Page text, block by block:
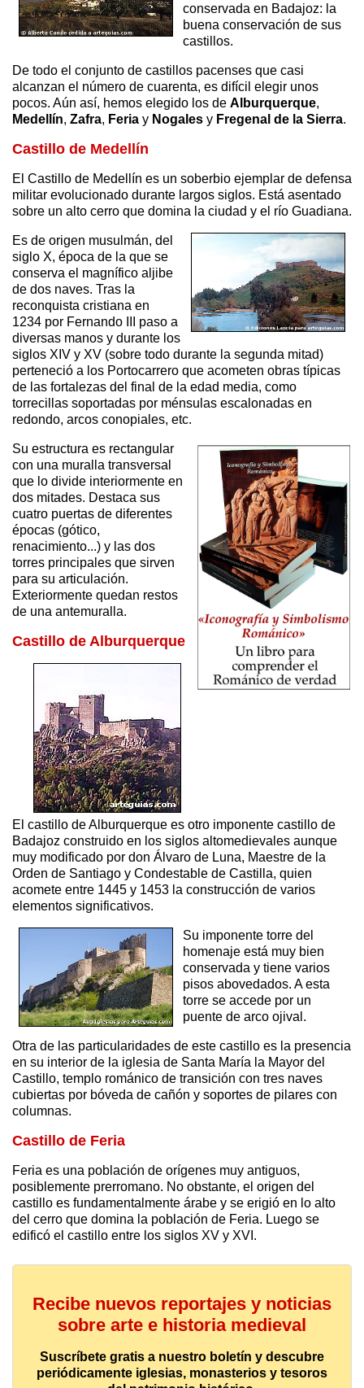
conservada en Badajoz: la
buena conservación de sus
castillos.
De todo el conjunto de castillos pacenses que casi
alcanzan el número de cuarenta, es difícil elegir unos
pocos. Aún así, hemos elegido los de Alburquerque,
Medellín, Zafra, Feria y Nogales y Fregenal de la Sierra.
Castillo de Medellín
El Castillo de Medellín es un soberbio ejemplar de defensa
militar evolucionado durante largos siglos. Está asentado
sobre un alto cerro que domina la ciudad y el río Guadiana.
Es de origen musulmán, del
siglo X, época de la que se
conserva el magnífico aljibe
de dos naves. Tras la
reconquista cristiana en
1234 por Fernando III paso a
diversas manos y durante los
siglos XIV y XV (sobre todo durante la segunda mitad)
perteneció a los Portocarrero que acometen obras típicas
de las fortalezas del final de la edad media, como
torrecillas soportadas por ménsulas escalonadas en
redondo, arcos conopiales, etc.
Su estructura es rectangular
con una muralla transversal
que lo divide interiormente en
dos mitades. Destaca sus
cuatro puertas de diferentes
épocas (gótico,
renacimiento...) y las dos
torres principales que sirven
para su articulación.
Exteriormente quedan restos
de una antemuralla.
Castillo de Alburquerque
El castillo de Alburquerque es otro imponente castillo de
Badajoz construido en los siglos altomedievales aunque
muy modificado por don Álvaro de Luna, Maestre de la
Orden de Santiago y Condestable de Castilla, quien
acomete entre 1445 y 1453 la construcción de varios
elementos significativos.
Su imponente torre del
homenaje está muy bien
conservada y tiene varios
pisos abovedados. A esta
torre se accede por un
puente de arco ojival.
Otra de las particularidades de este castillo es la presencia
en su interior de la iglesia de Santa María la Mayor del
Castillo, templo románico de transición con tres naves
cubiertas por bóveda de cañón y soportes de pilares con
columnas.
Castillo de Feria
Feria es una población de orígenes muy antiguos,
posiblemente prerromano. No obstante, el origen del
castillo es fundamentalmente árabe y se erigió en lo alto
del cerro que domina la población de Feria. Luego se
edificó el castillo entre los siglos XV y XVI.
Recibe nuevos reportajes y noticias
sobre arte e historia medieval
Suscríbete gratis a nuestro boletín y descubre
periódicamente iglesias, monasterios y tesoros